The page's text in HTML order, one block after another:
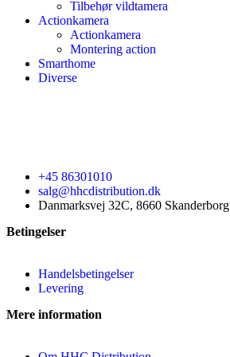
Tilbehør vildtamera
Actionkamera
Actionkamera
Montering action
Smarthome
Diverse
+45 86301010
salg@hhcdistribution.dk
Danmarksvej 32C, 8660 Skanderborg
Betingelser
Handelsbetingelser
Levering
Mere information